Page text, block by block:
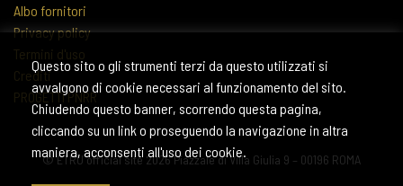
Questo sito o gli strumenti terzi da questo utilizzati si
avvalgono di cookie necessari al funzionamento del sito.
Chiudendo questo banner, scorrendo questa pagina,
cliccando su un link o proseguendo la navigazione in altra
maniera, acconsenti all'uso dei cookie.
Albo fornitori
Privacy policy
Termini d'uso
Crediti
PROGETTI PNRR
© ETRU official site 2026 Piazzale di Villa Giulia 9 – 00196 ROMA